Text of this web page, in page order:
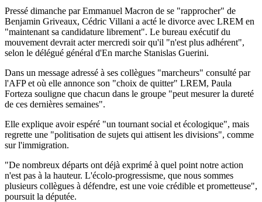
Pressé dimanche par Emmanuel Macron de se "rapprocher" de
Benjamin Griveaux, Cédric Villani a acté le divorce avec LREM en
"maintenant sa candidature librement". Le bureau exécutif du
mouvement devrait acter mercredi soir qu'il "n'est plus adhérent",
selon le délégué général d'En marche Stanislas Guerini.
Dans un message adressé à ses collègues "marcheurs" consulté par
l'AFP et où elle annonce son "choix de quitter" LREM, Paula
Forteza souligne que chacun dans le groupe "peut mesurer la dureté
de ces dernières semaines".
Elle explique avoir espéré "un tournant social et écologique", mais
regrette une "politisation de sujets qui attisent les divisions", comme
sur l'immigration.
"De nombreux départs ont déjà exprimé à quel point notre action
n'est pas à la hauteur. L'écolo-progressisme, que nous sommes
plusieurs collègues à défendre, est une voie crédible et prometteuse",
poursuit la députée.